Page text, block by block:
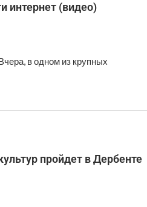
интернет (видео)
в одном из крупных
пройдет в Дербенте